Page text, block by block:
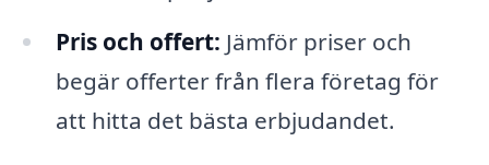
Pris och offert: Jämför priser och
begär offerter från flera företag för
att hitta det bästa erbjudandet.